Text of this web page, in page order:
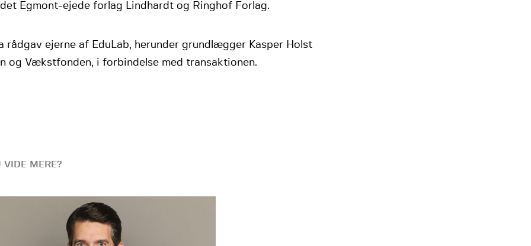
Egmont-ejede forlag Lindhardt og Ringhof Forlag.
rådgav ejerne af EduLab, herunder grundlægger Kasper Holst
og Vækstfonden, i forbindelse med transaktionen.
VIDE MERE?